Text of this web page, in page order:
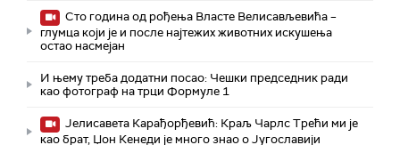
Сто година од рођења Власте Велисављевића –
глумца који је и после најтежих животних искушења
остао насмејан
И њему треба додатни посао: Чешки председник ради
као фотограф на трци Формуле 1
Јелисавета Карађорђевић: Краљ Чарлс Трећи ми је
као брат, Џон Кенеди је много знао о Југославији